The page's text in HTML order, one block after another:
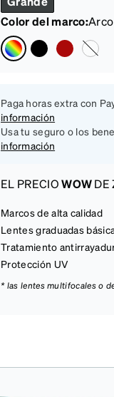
Color del marco:
Paga horas extra con
información
Usa tu seguro o los
información
EL PRECIOWOWDE
Marcos de alta calidad
Lentes graduadas
Tratamiento
Protección UV
* las lentes multifocales o